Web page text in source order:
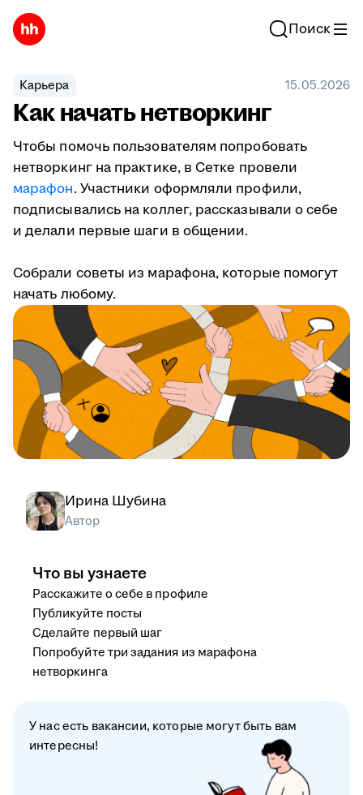
Поиск
Карьера 15.05.2026
Как начать нетворкинг
Чтобы помочь пользователям попробовать
нетворкинг на практике, в Сетке провели
марафон. Участники оформляли профили,
подписывались на коллег, рассказывали о себе
и делали первые шаги в общении.
Собрали советы из марафона, которые помогут
начать любому.
Ирина Шубина
Автор
Что вы узнаете
Расскажите о себе в профиле
Публикуйте посты
Сделайте первый шаг
Попробуйте три задания из марафона
нетворкинга
У нас есть вакансии, которые могут быть вам
интересны!